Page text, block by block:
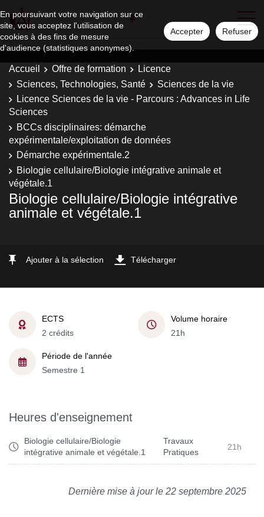
En poursuivant votre navigation sur ce
site, vous acceptez l'utilisation de
cookies à des fins de mesure
d'audience (statistiques anonymes).
Accepter Refuser
Accueil Offre de formation
Licence
Sciences, Technologies, Santé
Sciences de la vie
Licence Sciences de la vie - Parcours : Advances in Life
Sciences
BCCs disciplinaires: démarche
expérimentale/exploitation de données
Démarche expérimentale.2
Biologie cellulaire/Biologie intégrative animale et
végétale.1
Biologie cellulaire/Biologie intégrative
animale et végétale.1
Ajouter à la sélection Télécharger
ECTS
2 crédits
Volume horaire
21h
Période de l'année
Semestre 1
Heures d'enseignement
Biologie cellulaire/Biologie
intégrative animale et végétale.1
Travaux
Pratiques
21h
Dernière mise à jour le 22 septembre 2025